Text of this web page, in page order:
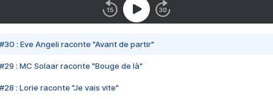
#30 : Eve Angeli raconte "Avant de partir"
#29 : MC Solaar raconte "Bouge de là"
#28 : Lorie raconte "Je vais vite"